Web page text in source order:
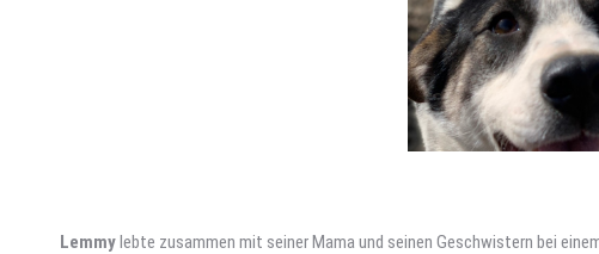
Lemmylebte zusammen mit seiner Mama und seinen Geschwistern bei